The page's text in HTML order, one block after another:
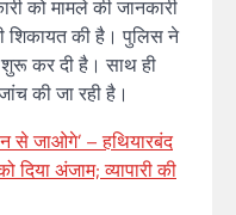
को मामले की जानकारी
शिकायत की है। पुलिस ने
शुरू कर दी है। साथ ही
की जा रही है।
से जाओगे’ – हथियारबंद
दिया अंजाम; व्यापारी की